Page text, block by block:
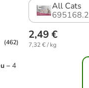
(462)
– 4
All Cats
695168.2
2,49 €
7,32 € / kg